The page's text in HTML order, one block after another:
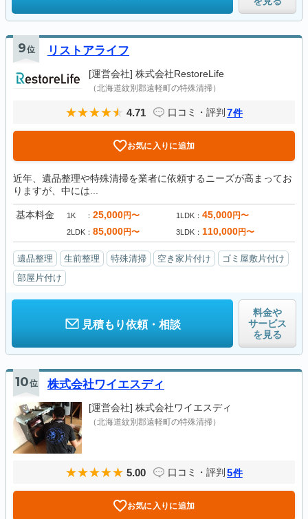
9位 リストアライフ
[運営会社] 株式会社RestoreLife
（北海道紋別郡遠軽町の特殊清掃）
4.71 口コミ・評判 7件
お気に入りに追加
近年、遺品整理や特殊清掃を業者に依頼するニーズが高まってお
りますが、中には...
基本料金 1K 25,000円〜 1LDK 45,000円〜
2LDK 85,000円〜 3LDK 110,000円〜
遺品整理 生前整理 特殊清掃 空き家片付け
ゴミ屋敷片付け
部屋片付け
見積もり依頼・相談
料金や
サービス
を見る
10位 株式会社ワイエスディ
[運営会社] 株式会社ワイエスディ
（北海道紋別郡遠軽町の特殊清掃）
5.00 口コミ・評判 5件
お気に入りに追加